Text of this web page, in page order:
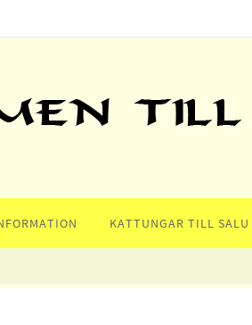
KATTUNGAR TILL SALU